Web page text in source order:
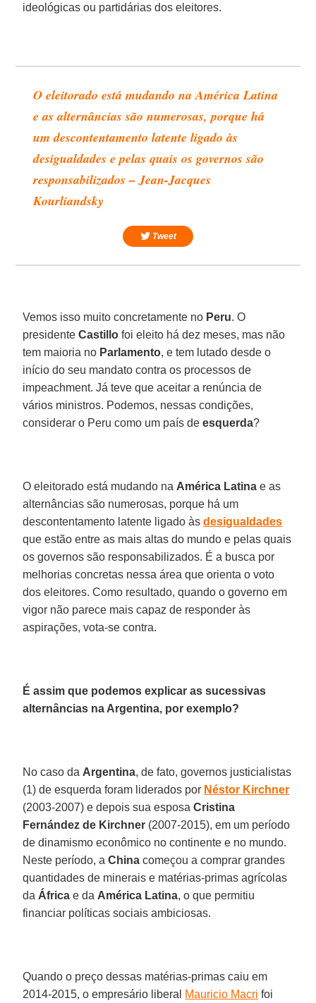
ideológicas ou partidárias dos eleitores.
O eleitorado está mudando na América Latina
e as alternâncias são numerosas, porque há
um descontentamento latente ligado às
desigualdades e pelas quais os governos são
responsabilizados – Jean-Jacques
Kourliandsky
Tweet
Vemos isso muito concretamente no Peru. O
presidenteCastillo foi eleito há dez meses, mas não
tem maioria no Parlamento, e tem lutado desde o
início do seu mandato contra os processos de
impeachment. Já teve que aceitar a renúncia de
vários ministros. Podemos, nessas condições,
considerar o Peru como um país deesquerda?
O eleitorado está mudando na América Latina e as
alternâncias são numerosas, porque há um
descontentamento latente ligado àsdesigualdades
que estão entre as mais altas do mundo e pelas quais
os governos são responsabilizados. É a busca por
melhorias concretas nessa área que orienta o voto
dos eleitores. Como resultado, quando o governo em
vigor não parece mais capaz de responder às
aspirações, vota-se contra.
É assim que podemos explicar as sucessivas
alternâncias na Argentina, por exemplo?
No caso da Argentina, de fato, governos justicialistas
(1) de esquerda foram liderados por Néstor Kirchner
(2003-2007) e depois sua esposaCristina
Fernández de Kirchner (2007-2015), em um período
de dinamismo econômico no continente e no mundo.
Neste período, aChina começou a comprar grandes
quantidades de minerais e matérias-primas agrícolas
da África e da América Latina, o que permitiu
financiar políticas sociais ambiciosas.
Quando o preço dessas matérias-primas caiu em
2014-2015, o empresário liberal Mauricio Macri foi